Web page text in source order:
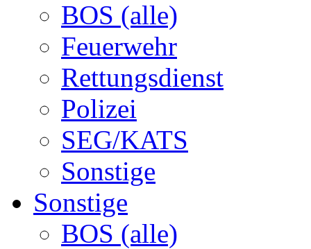
BOS (alle)
Feuerwehr
Rettungsdienst
Polizei
SEG/KATS
Sonstige
Sonstige
BOS (alle)